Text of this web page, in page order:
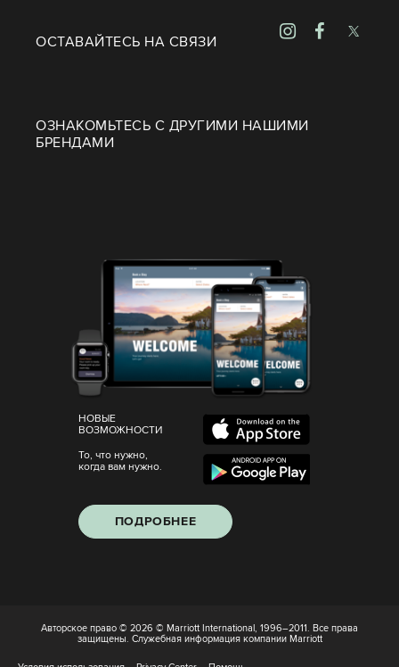
ОСТАВАЙТЕСЬ НА СВЯЗИ
ОЗНАКОМЬТЕСЬ С ДРУГИМИ НАШИМИ
БРЕНДАМИ
НОВЫЕ
ВОЗМОЖНОСТИ
То, что нужно,
когда вам нужно.
ПОДРОБНЕЕ
Авторское право © 2026 © Marriott International, 1996–2011. Все права
защищены. Служебная информация компании Marriott